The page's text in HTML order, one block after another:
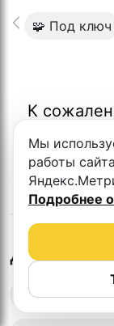
🧩 Под ключ
К
Другие
Выездная
Мы
работы
Подробнее